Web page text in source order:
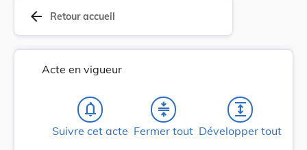
arrow_back Retour accueil
Acte en vigueur
notifications_none
Suivre cet acte
compress
Fermer tout
expand
Développer tout